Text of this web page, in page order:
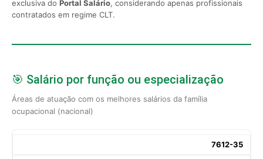
exclusiva do Portal Salário, considerando apenas profissionais
contratados em regime CLT.
🎯 Salário por função ou especialização
Áreas de atuação com os melhores salários da família
ocupacional (nacional)
7612-35